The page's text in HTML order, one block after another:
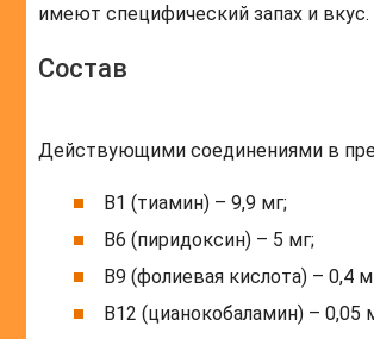
имеют специфический запах и вкус.
Состав
Действующими соединениями в
В1 (тиамин) – 9,9 мг;
В6 (пиридоксин) – 5 мг;
В9 (фолиевая кислота) – 0,4
В12 (цианокобаламин) – 0,05